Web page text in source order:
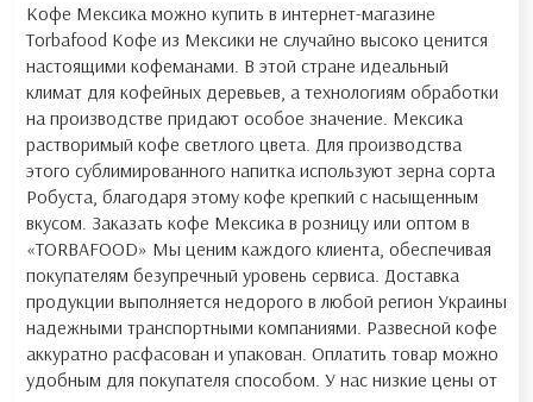
Кофе Мексика можно купить в интернет-магазине
Torbafood Кофе из Мексики не случайно высоко ценится
настоящими кофеманами. В этой стране идеальный
климат для кофейных деревьев, а технологиям обработки
на производстве придают особое значение. Мексика
растворимый кофе светлого цвета. Для производства
этого сублимированного напитка используют зерна сорта
Робуста, благодаря этому кофе крепкий с насыщенным
вкусом. Заказать кофе Мексика в розницу или оптом в
«TORBAFOOD» Мы ценим каждого клиента, обеспечивая
покупателям безупречный уровень сервиса. Доставка
продукции выполняется недорого в любой регион Украины
надежными транспортными компаниями. Развесной кофе
аккуратно расфасован и упакован. Оплатить товар можно
удобным для покупателя способом. У нас низкие цены от